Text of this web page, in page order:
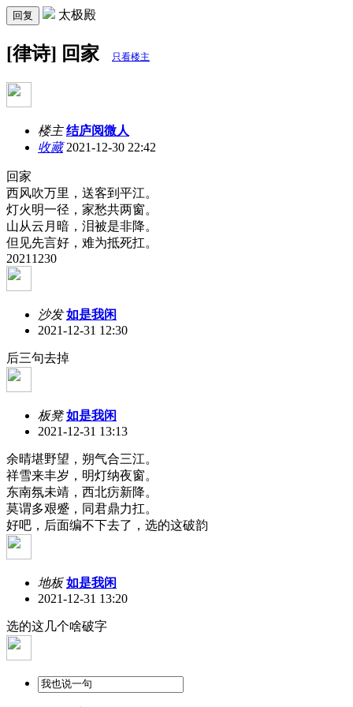
回复 太极殿
[律诗] 回家 只看楼主
楼主 结庐阅微人
收藏2021-12-30 22:42
回家
西风吹万里，送客到平江。
灯火明一径，家愁共两窗。
山从云月暗，泪被是非降。
但见先言好，难为抵死扛。
20211230
沙发 如是我闲
2021-12-31 12:30
后三句去掉
板凳 如是我闲
2021-12-31 13:13
余晴堪野望，朔气合三江。
祥雪来丰岁，明灯纳夜窗。
东南氛未靖，西北疠新降。
莫谓多艰蹙，同君鼎力扛。
好吧，后面编不下去了，选的这破韵
地板 如是我闲
2021-12-31 13:20
选的这几个啥破字